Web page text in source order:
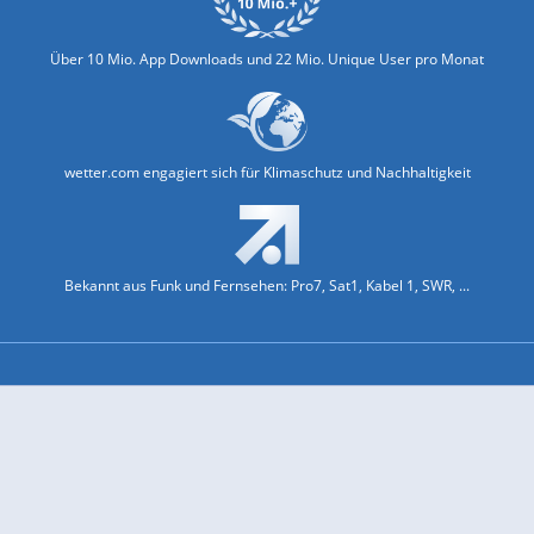
Über 10 Mio. App Downloads und 22 Mio. Unique User pro Monat
wetter.com engagiert sich für Klimaschutz und Nachhaltigkeit
Bekannt aus Funk und Fernsehen: Pro7, Sat1, Kabel 1, SWR, ...